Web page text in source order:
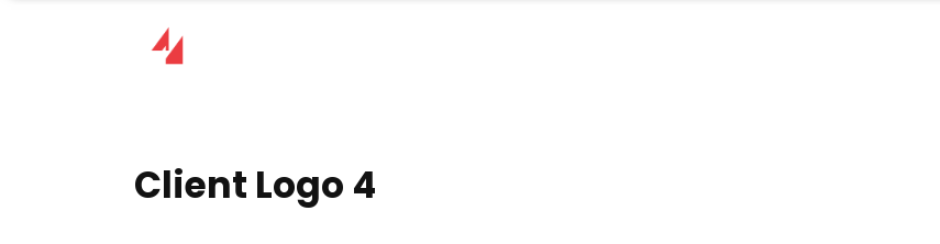
Client Logo 4